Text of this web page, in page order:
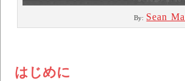
By: Sean
はじめに